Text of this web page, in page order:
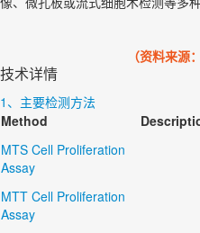
（资料来源
技术详情
1、主要检测方法
Method
MTS Cell Proliferation
Assay
MTT Cell Proliferation
Assay